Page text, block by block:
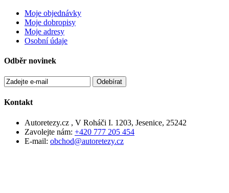
Moje objednávky
Moje dobropisy
Moje adresy
Osobní údaje
Odběr novinek
Odebírat
Kontakt
Autoretezy.cz , V Roháči I. 1203, Jesenice, 25242
Zavolejte nám: +420 777 205 454
E-mail: obchod@autoretezy.cz